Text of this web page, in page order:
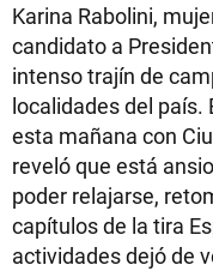
Karina Rabolini,
candidato a
intenso trajín de
localidades del país.
esta mañana con
reveló que está
poder relajarse,
capítulos de la tira
actividades dejó de